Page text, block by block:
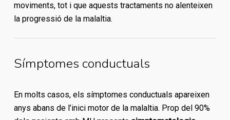
moviments, tot i que aquests tractaments no alenteixen
la progressió de la malaltia.
Símptomes conductuals
En molts casos, els símptomes conductuals apareixen
anys abans de l’inici motor de la malaltia. Prop del 90%